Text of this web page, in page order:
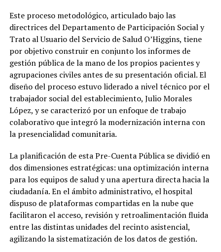
Este proceso metodológico, articulado bajo las
directrices del Departamento de Participación Social y
Trato al Usuario del Servicio de Salud O’Higgins, tiene
por objetivo construir en conjunto los informes de
gestión pública de la mano de los propios pacientes y
agrupaciones civiles antes de su presentación oficial. El
diseño del proceso estuvo liderado a nivel técnico por el
trabajador social del establecimiento, Julio Morales
López, y se caracterizó por un enfoque de trabajo
colaborativo que integró la modernización interna con
la presencialidad comunitaria.
La planificación de esta Pre-Cuenta Pública se dividió en
dos dimensiones estratégicas: una optimización interna
para los equipos de salud y una apertura directa hacia la
ciudadanía. En el ámbito administrativo, el hospital
dispuso de plataformas compartidas en la nube que
facilitaron el acceso, revisión y retroalimentación fluida
entre las distintas unidades del recinto asistencial,
agilizando la sistematización de los datos de gestión.